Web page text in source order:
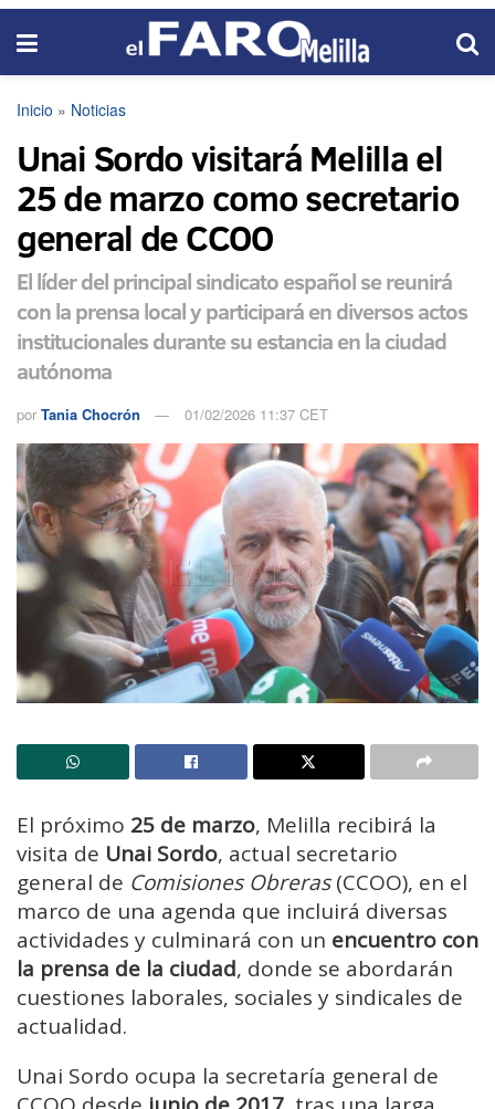
Inicio » Noticias
Unai Sordo visitará Melilla el
25 de marzo como secretario
general de CCOO
El líder del principal sindicato español se reunirá
con la prensa local y participará en diversos actos
institucionales durante su estancia en la ciudad
autónoma
por Tania Chocrón 01/02/2026 11:37 CET
El próximo 25 de marzo, Melilla recibirá la
visita de Unai Sordo, actual secretario
general de Comisiones Obreras(CCOO), en el
marco de una agenda que incluirá diversas
actividades y culminará con un encuentro con
la prensa de la ciudad, donde se abordarán
cuestiones laborales, sociales y sindicales de
actualidad.
Unai Sordo ocupa la secretaría general de